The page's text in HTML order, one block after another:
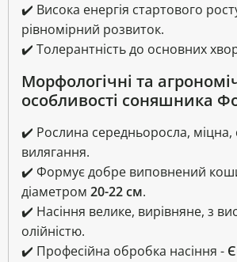
✔️ Висока енергія стартового
рівномірний розвиток.
✔️ Толерантність до основних
Морфологічні та
особливості соняшника
✔️ Рослина середньоросла, міцна,
вилягання.
✔️ Формує добре виповнений
діаметром 20-22 см.
✔️ Насіння велике, вирівняне, з
олійністю.
✔️ Професійна обробка насіння -